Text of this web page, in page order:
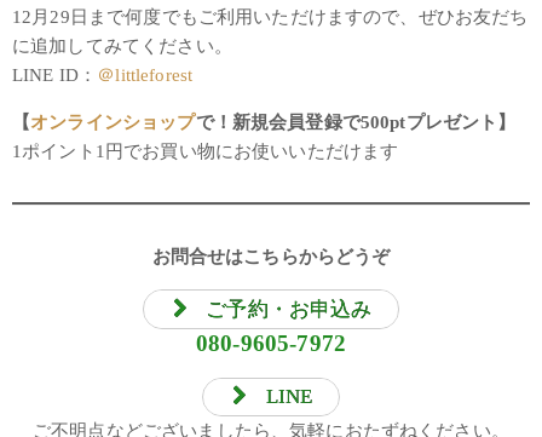
12月29日まで何度でもご利用いただけますので、ぜひお友だち
に追加してみてください。
LINE ID： ＠littleforest
【オンラインショップで！新規会員登録で500ptプレゼント】
1ポイント1円でお買い物にお使いいただけます
お問合せはこちらからどうぞ
ご予約・お申込み
080-9605-7972
LINE
ご不明点などございましたら、気軽におたずねください。